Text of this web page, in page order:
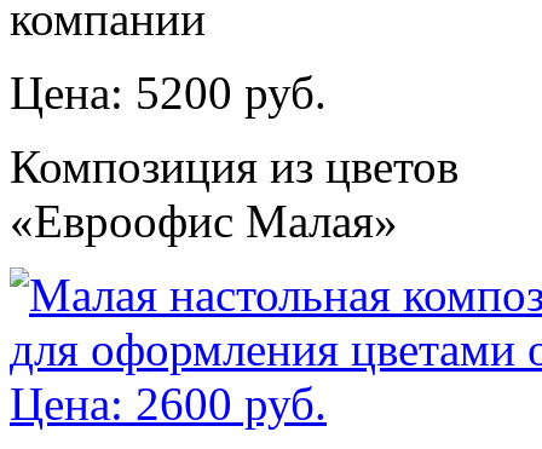
компании
Цена: 5200 руб.
Композиция из цветов
«Евроофис Малая»